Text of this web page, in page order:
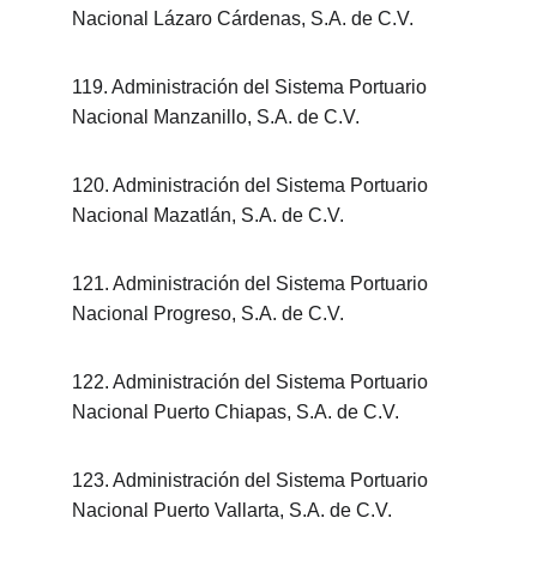
Nacional Lázaro Cárdenas, S.A. de C.V.
119. Administración del Sistema Portuario
Nacional Manzanillo, S.A. de C.V.
120. Administración del Sistema Portuario
Nacional Mazatlán, S.A. de C.V.
121. Administración del Sistema Portuario
Nacional Progreso, S.A. de C.V.
122. Administración del Sistema Portuario
Nacional Puerto Chiapas, S.A. de C.V.
123. Administración del Sistema Portuario
Nacional Puerto Vallarta, S.A. de C.V.